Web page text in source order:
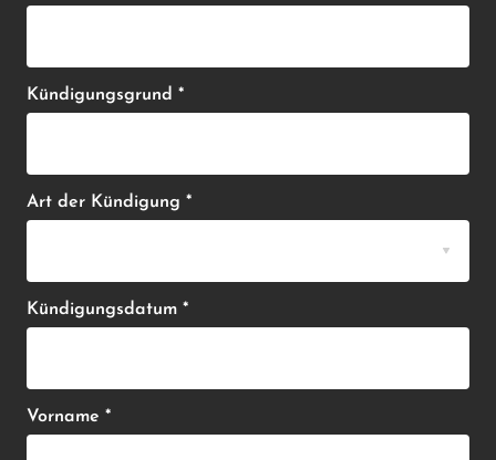
Kündigungsgrund *
Art der Kündigung *
Kündigungsdatum *
Vorname *